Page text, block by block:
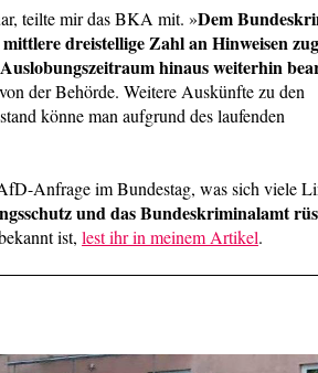
teilte mir das BKA mit. »Dem
dreistellige Zahl an Hinweisen
hinaus weiterhin
der Behörde. Weitere Auskünfte zu den
könne man aufgrund des laufenden
Anfrage im Bundestag, was sich viele
und das Bundeskriminalamt
ist, lest ihr in meinem Artikel.